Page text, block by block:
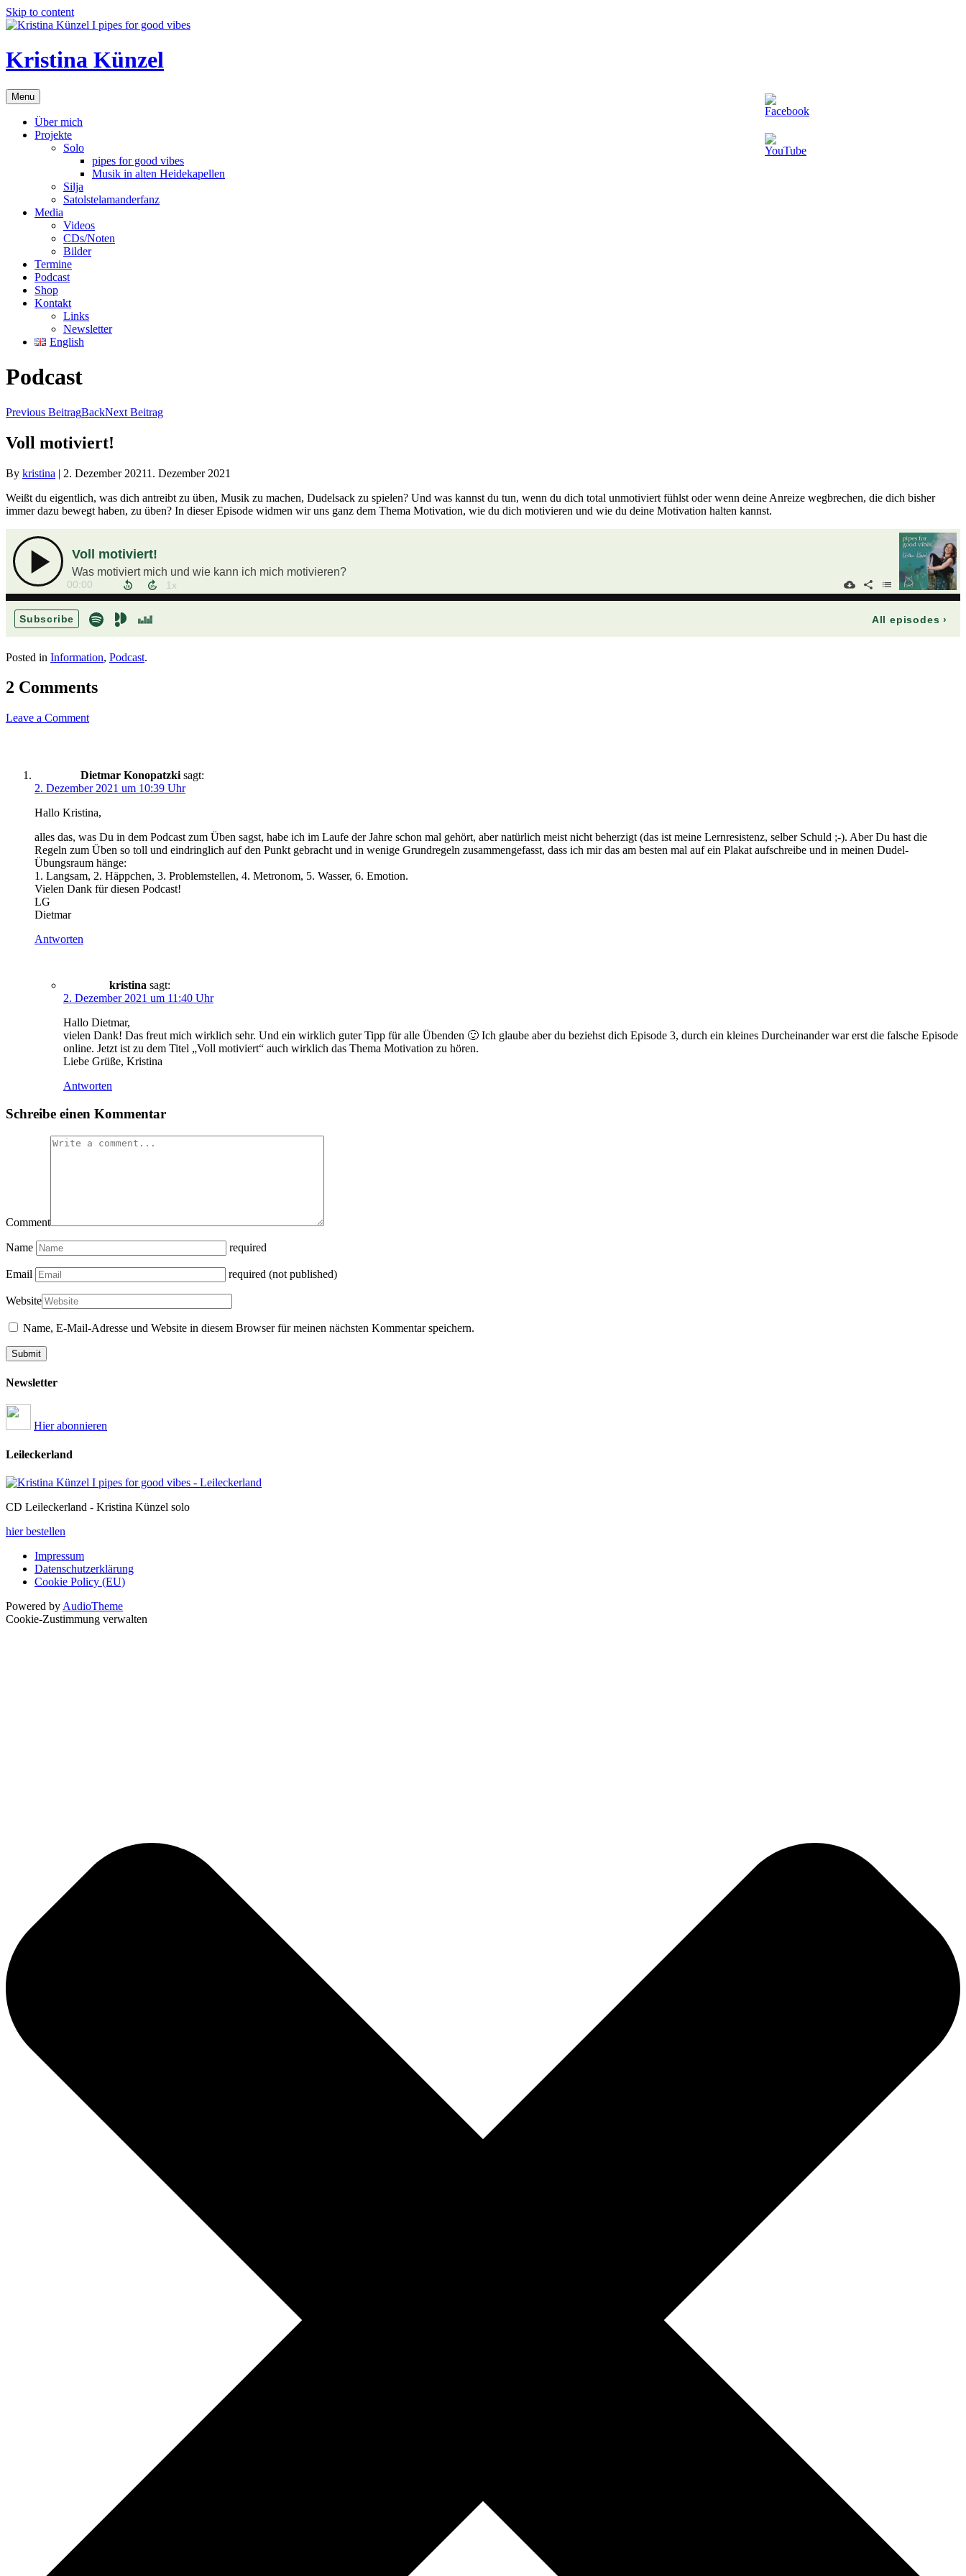
Skip to content
Kristina Künzel
Menu
Über mich
Projekte
Solo
pipes for good vibes
Musik in alten Heidekapellen
Silja
Satolstelamanderfanz
Media
Videos
CDs/Noten
Bilder
Termine
Podcast
Shop
Kontakt
Links
Newsletter
English
Podcast
Previous BeitragBackNext Beitrag
Voll motiviert!
By kristina | 2. Dezember 20211. Dezember 2021
Weißt du eigentlich, was dich antreibt zu üben, Musik zu machen, Dudelsack zu spielen? Und was kannst du tun, wenn du dich total unmotiviert fühlst oder wenn deine Anreize wegbrechen, die dich bisher
immer dazu bewegt haben, zu üben? In dieser Episode widmen wir uns ganz dem Thema Motivation, wie du dich motivieren und wie du deine Motivation halten kannst.
Posted in Information, Podcast.
2 Comments
Leave a Comment
Dietmar Konopatzki sagt:
2. Dezember 2021 um 10:39 Uhr
Hallo Kristina,
alles das, was Du in dem Podcast zum Üben sagst, habe ich im Laufe der Jahre schon mal gehört, aber natürlich meist nicht beherzigt (das ist meine Lernresistenz, selber Schuld ;-). Aber Du hast die
Regeln zum Üben so toll und eindringlich auf den Punkt gebracht und in wenige Grundregeln zusammengefasst, dass ich mir das am besten mal auf ein Plakat aufschreibe und in meinen Dudel-
Übungsraum hänge:
1. Langsam, 2. Häppchen, 3. Problemstellen, 4. Metronom, 5. Wasser, 6. Emotion.
Vielen Dank für diesen Podcast!
LG
Dietmar
Antworten
kristina sagt:
2. Dezember 2021 um 11:40 Uhr
Hallo Dietmar,
vielen Dank! Das freut mich wirklich sehr. Und ein wirklich guter Tipp für alle Übenden 🙂 Ich glaube aber du beziehst dich Episode 3, durch ein kleines Durcheinander war erst die falsche Episode
online. Jetzt ist zu dem Titel „Voll motiviert“ auch wirklich das Thema Motivation zu hören.
Liebe Grüße, Kristina
Antworten
Schreibe einen Kommentar
Comment
Name required
Email required (not published)
Website
Name, E-Mail-Adresse und Website in diesem Browser für meinen nächsten Kommentar speichern.
Newsletter
Hier abonnieren
Leileckerland
CD Leileckerland - Kristina Künzel solo
hier bestellen
Impressum
Datenschutzerklärung
Cookie Policy (EU)
Powered by AudioTheme
Cookie-Zustimmung verwalten